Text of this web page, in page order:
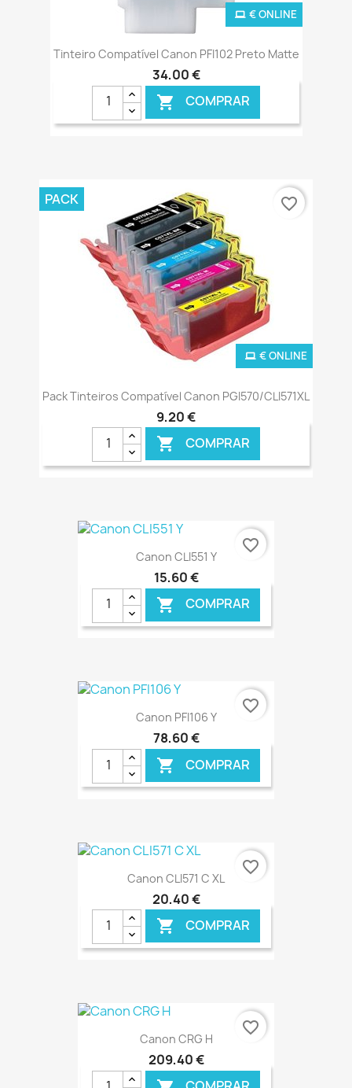
Tinteiro Compatível Canon PFI102 Preto Matte
34,00 €
 COMPRAR
€ ONLINE
Pack Tinteiros Compatível Canon PGI570/CLI571XL
9,20 €
 COMPRAR
€ ONLINE
PACK favorite_border
Canon CLI551 Y
15,60 €
 COMPRAR
€ ONLINE
favorite_border
Canon PFI106 Y
78,60 €
 COMPRAR
€ ONLINE
favorite_border
Canon CLI571 C XL
20,40 €
 COMPRAR
€ ONLINE
favorite_border
Canon CRG H
209,40 €
favorite_border